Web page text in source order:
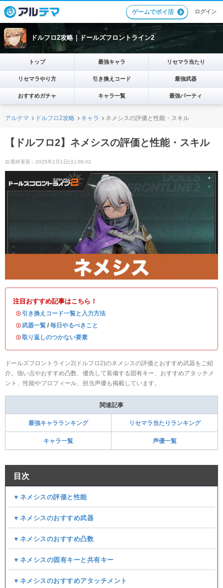
ゲームでポイ活 ログイン
ドルフロ2攻略｜ドールズフロントライン2
トップ 最強キャラ リセマラ当たり
リセマラやり方 引き換えコード 最強武器
おすすめガチャ キャラ一覧 最強パーティ
アルテマ ドルフロ2攻略 キャラ ネメシスの評価と性能・スキル
【ドルフロ2】ネメシスの評価と性能・スキル
最終更新：2025年2月1日(土) 08:02
注目おすすめ記事はこちら！
・ 引き換えコード一覧と入力方法
・武器一覧 / 毎日やるべきこと
・取り返しのつかない要素
ドールズフロントライン2(ドルフロ2)のネメシスの評価とおすすめ武器をご紹
介。強い点やおすすめ凸数、優先して装備する固有キー、おすすめアタッチメ
ント、性能やプロフィール、担当声優も掲載しています。
関連記事
最強キャラランキング リセマラ当たりランキング
キャラ一覧 声優一覧
目次
▼ネメシスの評価と性能
▼ネメシスのおすすめ武器
▼ネメシスのおすすめ凸数
▼ネメシスの固有キーと共有キー
▼ネメシスのおすすめアタッチメント